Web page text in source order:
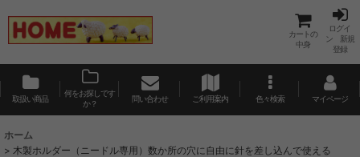
カートの
中身
ログイ
ン 新規
登録
取扱い商品
何をお探しです
か？
問い合わせ ご利用案内 色々検索 マイページ
ホーム
> 木製ホルダー（ニードル専用）数か所の穴に自由に針を差し込んで使える